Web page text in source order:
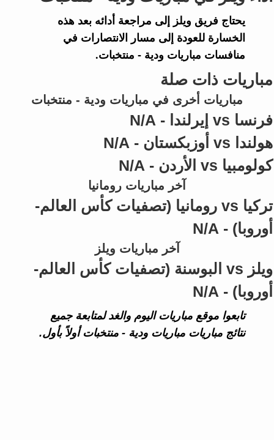
يحتاج فريق ويلز
إلى مراجعة أدائه بعد هذه
الخسارة للعودة إلى مسار الانتصارات في
منافسات مباريات ودية - منتخبات.
مباريات ذات صلة
مباريات أخرى في مباريات ودية - منتخبات
فرنسا vs إيرلندا - N/A
هولندا vs أوزبكستان - N/A
كولومبيا vs الأردن - N/A
آخر مباريات رومانيا
تركيا vs رومانيا (تصفيات كأس العالم-
أوروبا) - N/A
آخر مباريات ويلز
ويلز vs البوسنة (تصفيات كأس العالم-
أوروبا) - N/A
تابعوا موقع مباريات اليوم والغد لمتابعة جميع
نتائج مباريات مباريات ودية - منتخبات أولاً بأول.